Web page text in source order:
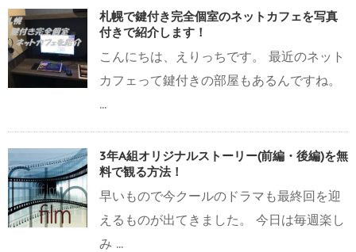
札幌で鍵付き完全個室のネットカフェを写真
付きで紹介します！
こんにちは、えりっちです。 最近のネット
カフェって鍵付きの部屋もあるんですね。
...
3年A組オリジナルストーリー(前編・後編)を無
料で観る方法！
早いもので今クールのドラマも最終回を迎
えるものが出てきました。 今日は毎週楽し
み ...